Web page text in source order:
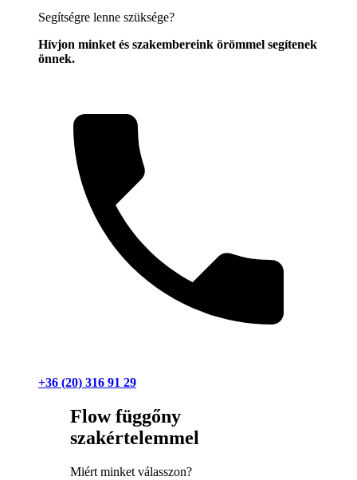
Segítségre lenne szüksége?
Hívjon minket és szakembereink örömmel segítenek
önnek.
+36 (20) 316 91 29
Flow függőny
szakértelemmel
Miért minket válasszon?